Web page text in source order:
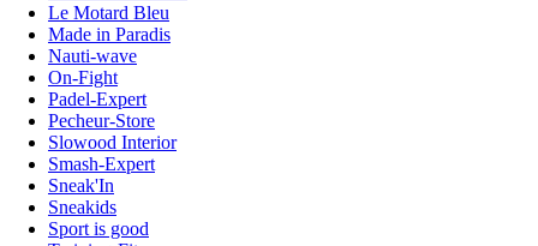
Le Motard Bleu
Made in Paradis
Nauti-wave
On-Fight
Padel-Expert
Pecheur-Store
Slowood Interior
Smash-Expert
Sneak'In
Sneakids
Sport is good